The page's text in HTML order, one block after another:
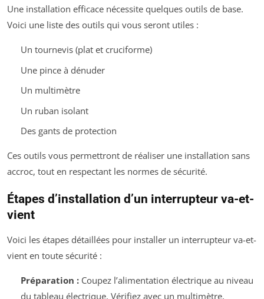
Une installation efficace nécessite quelques outils de base.
Voici une liste des outils qui vous seront utiles :
Un tournevis (plat et cruciforme)
Une pince à dénuder
Un multimètre
Un ruban isolant
Des gants de protection
Ces outils vous permettront de réaliser une installation sans
accroc, tout en respectant les normes de sécurité.
Étapes d’installation d’un interrupteur va-et-
vient
Voici les étapes détaillées pour installer un interrupteur va-et-
vient en toute sécurité :
Préparation :Coupez l’alimentation électrique au niveau
du tableau électrique. Vérifiez avec un multimètre.